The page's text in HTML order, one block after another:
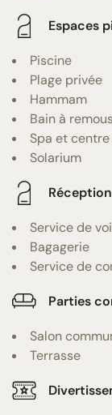
Espaces
Piscine
Plage privée
Hammam
Bain à
Spa et
Solarium
Réception
Service de
Bagagerie
Service de
Parties
Salon
Terrasse